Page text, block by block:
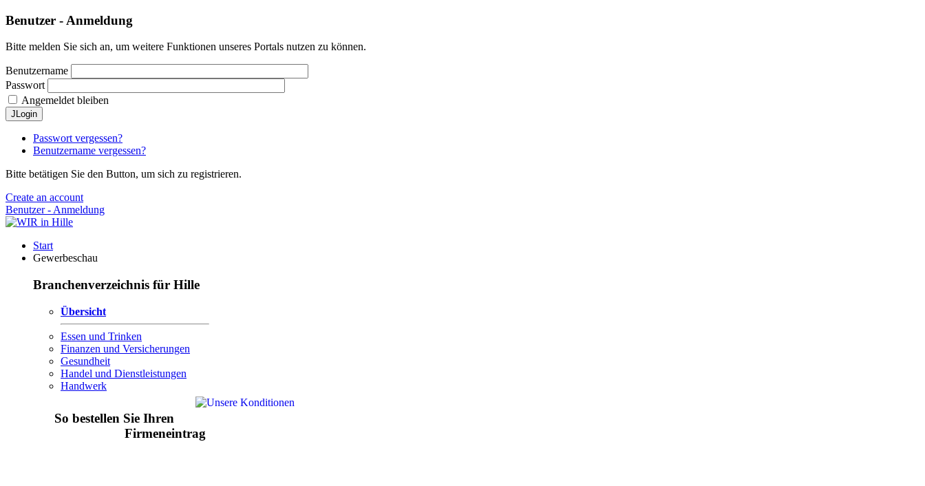
Benutzer - Anmeldung
Bitte melden Sie sich an, um weitere Funktionen unseres Portals nutzen zu können.
Benutzername
Passwort
Angemeldet bleiben
JLogin
Passwort vergessen?
Benutzername vergessen?
Bitte betätigen Sie den Button, um sich zu registrieren.
Create an account
Benutzer - Anmeldung
Start
Gewerbeschau
Branchenverzeichnis für Hille
Übersicht
Essen und Trinken
Finanzen und Versicherungen
Gesundheit
Handel und Dienstleistungen
Handwerk
So bestellen Sie Ihren
Firmeneintrag